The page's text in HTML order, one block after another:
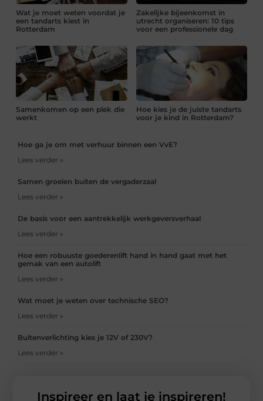
Wat je moet weten voordat je
een tandarts kiest in
Rotterdam
Zakelijke bijeenkomst in
utrecht organiseren: 10 tips
voor een professionele dag
Samenkomen op een plek die
werkt
Hoe kies je de juiste tandarts
voor je kind in Rotterdam?
Hoe ga je om met verhuur binnen een VvE?
Lees verder »
Samen groeien buiten de vergaderzaal
Lees verder »
De basis voor een aantrekkelijk werkgeversverhaal
Lees verder »
Hoe een robuuste goederenlift hand in hand gaat met het
gemak van een autolift
Lees verder »
Wat moet je weten over technische SEO?
Lees verder »
Buitenverlichting kies je 12V of 230V?
Lees verder »
Inspireer en laat je inspireren!